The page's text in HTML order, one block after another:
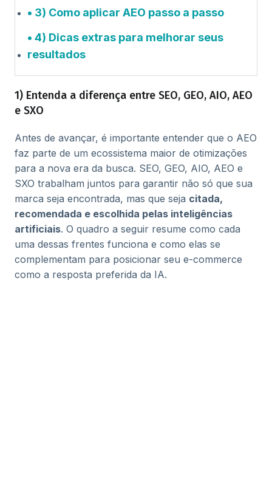
3) Como aplicar AEO passo a passo
4) Dicas extras para melhorar seus
resultados
1) Entenda a diferença entre SEO, GEO, AIO, AEO
e SXO
Antes de avançar, é importante entender que o AEO
faz parte de um ecossistema maior de otimizações
para a nova era da busca. SEO, GEO, AIO, AEO e
SXO trabalham juntos para garantir não só que sua
marca seja encontrada, mas que seja citada,
recomendada e escolhida pelas inteligências
artificiais. O quadro a seguir resume como cada
uma dessas frentes funciona e como elas se
complementam para posicionar seu e-commerce
como a resposta preferida da IA.